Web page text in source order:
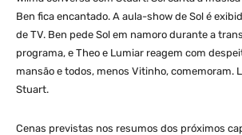
Ben fica encantado. A aula-show de Sol é
de TV. Ben pede Sol em namoro durante a
programa, e Theo e Lumiar reagem com
mansão e todos, menos Vitinho, comemoram.
Stuart.
Cenas previstas nos resumos dos próximos